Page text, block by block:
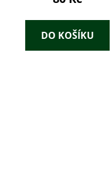
Traditionen = Prague
- city of revolutionary
DO KOŠÍKU